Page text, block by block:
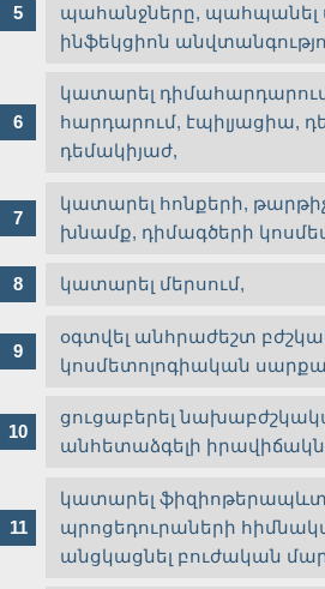
պահանջները,
ինֆեկցիոն
կատարել
հարդարում, էպիլյացիա,
դեմակիյաժ,
կատարել հոնքերի,
խնամք, դիմագծերի
կատարել մերսում,
օգտվել անհրաժեշտ
կոսմետոլոգիական
ցուցաբերել
անհետաձգելի
կատարել
պրոցեդուրաների
անցկացնել բուժական